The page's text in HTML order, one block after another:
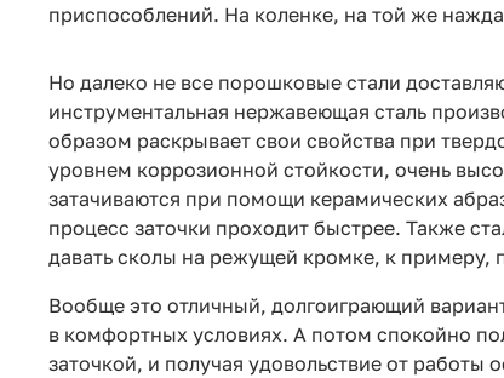
приспособлений. На коленке, на той же
Но далеко не все порошковые стали
инструментальная нержавеющая сталь
образом раскрывает свои свойства при
уровнем коррозионной стойкости, очень
затачиваются при помощи керамических
процесс заточки проходит быстрее. Также
давать сколы на режущей кромке, к примеру,
Вообще это отличный, долгоиграющий
в комфортных условиях. А потом спокойно
заточкой, и получая удовольствие от работы